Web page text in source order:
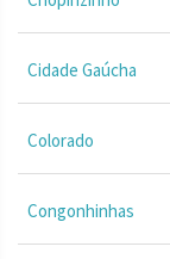
Cidade Gaúcha
Colorado
Congonhinhas